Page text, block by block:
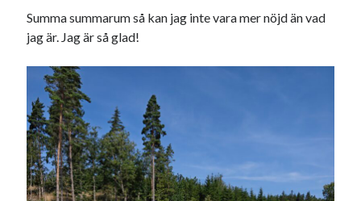
Arkiv
augusti 2026
juli 2026
juni 2026
maj 2026
Summa summarum så kan jag inte vara mer nöjd än vad
jag är. Jag är så glad!